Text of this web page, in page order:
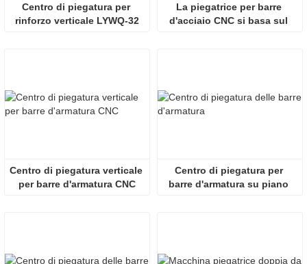
Centro di piegatura per
rinforzo verticale LYWQ-32
La piegatrice per barre
d'acciaio CNC si basa sul
Centro di piegatura verticale
per barre d'armatura CNC
Centro di piegatura per
barre d'armatura su piano